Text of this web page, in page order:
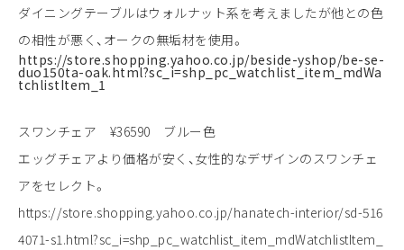
ダイニングテーブルはウォルナット系を考えましたが他との色
の相性が悪く、オークの無垢材を使用。
https://store.shopping.yahoo.co.jp/beside-yshop/be-se-
duo150ta-oak.html?sc_i=shp_pc_watchlist_item_mdWa
tchlistItem_1
スワンチェア ¥36590 ブルー色
エッグチェアより価格が安く、女性的なデザインのスワンチェ
アをセレクト。
https://store.shopping.yahoo.co.jp/hanatech-interior/sd-516
4071-s1.html?sc_i=shp_pc_watchlist_item_mdWatchlistItem_